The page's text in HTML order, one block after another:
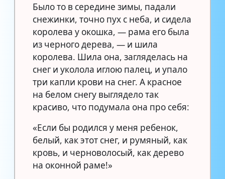
Было то в середине зимы, падали
снежинки, точно пух с неба, и сидела
королева у окошка, — рама его была
из черного дерева, — и шила
королева. Шила она, загляделась на
снег и уколола иглою палец, и упало
три капли крови на снег. А красное
на белом снегу выглядело так
красиво, что подумала она про себя:
«Если бы родился у меня ребенок,
белый, как этот снег, и румяный, как
кровь, и черноволосый, как дерево
на оконной раме!»